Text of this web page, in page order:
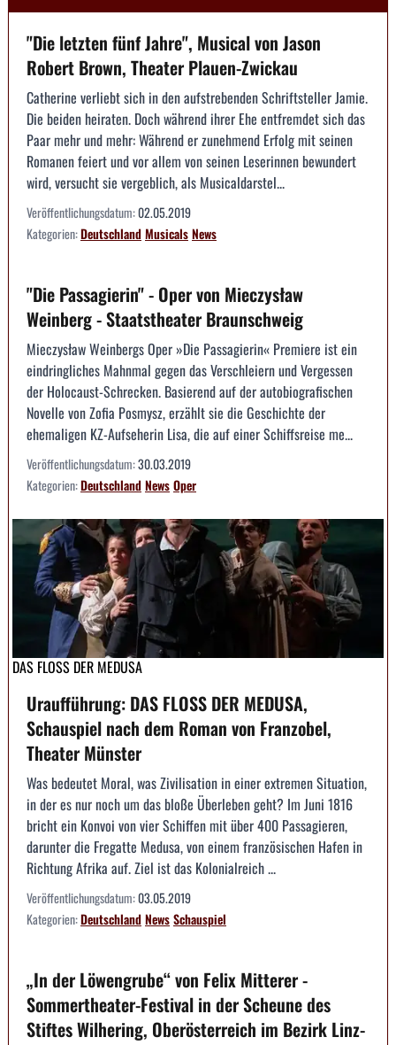
"Die letzten fünf Jahre", Musical von Jason
Robert Brown, Theater Plauen-Zwickau
Catherine verliebt sich in den aufstrebenden Schriftsteller Jamie.
Die beiden heiraten. Doch während ihrer Ehe entfremdet sich das
Paar mehr und mehr: Während er zunehmend Erfolg mit seinen
Romanen feiert und vor allem von seinen Leserinnen bewundert
wird, versucht sie vergeblich, als Musicaldarstel...
Veröffentlichungsdatum:02.05.2019
Kategorien:DeutschlandMusicalsNews
"Die Passagierin" - Oper von Mieczysław
Weinberg - Staatstheater Braunschweig
Mieczysław Weinbergs Oper »Die Passagierin« Premiere ist ein
eindringliches Mahnmal gegen das Verschleiern und Vergessen
der Holocaust-Schrecken. Basierend auf der autobiografischen
Novelle von Zofia Posmysz, erzählt sie die Geschichte der
ehemaligen KZ-Aufseherin Lisa, die auf einer Schiffsreise me...
Veröffentlichungsdatum:30.03.2019
Kategorien:DeutschlandNewsOper
DAS FLOSS DER MEDUSA
Uraufführung: DAS FLOSS DER MEDUSA,
Schauspiel nach dem Roman von Franzobel,
Theater Münster
Was bedeutet Moral, was Zivilisation in einer extremen Situation,
in der es nur noch um das bloße Überleben geht? Im Juni 1816
bricht ein Konvoi von vier Schiffen mit über 400 Passagieren,
darunter die Fregatte Medusa, von einem französischen Hafen in
Richtung Afrika auf. Ziel ist das Kolonialreich ...
Veröffentlichungsdatum:03.05.2019
Kategorien:DeutschlandNewsSchauspiel
„In der Löwengrube“ von Felix Mitterer -
Sommertheater-Festival in der Scheune des
Stiftes Wilhering, Oberösterreich im Bezirk Linz-